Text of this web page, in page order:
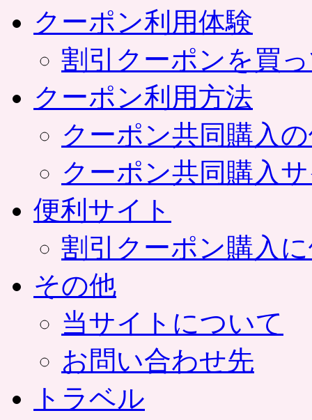
クーポン利用体験
割引クーポンを買
クーポン利用方法
クーポン共同購入
クーポン共同購入
便利サイト
割引クーポン購入
その他
当サイトについて
お問い合わせ先
トラベル